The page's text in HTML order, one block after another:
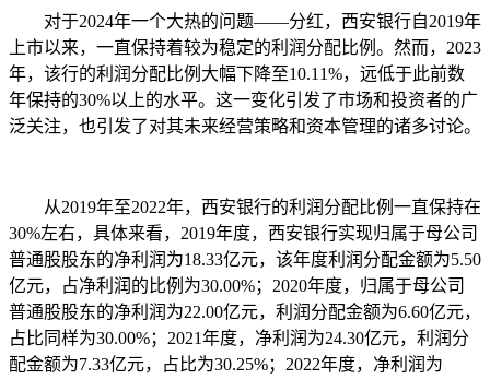
对于2024年一个大热的问题——分红，西安银行自2019年
上市以来，一直保持着较为稳定的利润分配比例。然而，2023
年，该行的利润分配比例大幅下降至10.11%，远低于此前数
年保持的30%以上的水平。这一变化引发了市场和投资者的广
泛关注，也引发了对其未来经营策略和资本管理的诸多讨论。
从2019年至2022年，西安银行的利润分配比例一直保持在
30%左右，具体来看，2019年度，西安银行实现归属于母公司
普通股股东的净利润为18.33亿元，该年度利润分配金额为5.50
亿元，占净利润的比例为30.00%；2020年度，归属于母公司
普通股股东的净利润为22.00亿元，利润分配金额为6.60亿元，
占比同样为30.00%；2021年度，净利润为24.30亿元，利润分
配金额为7.33亿元，占比为30.25%；2022年度，净利润为